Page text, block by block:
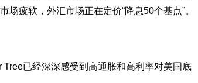
疲软，外汇市场正在定价“降息50个基点”。
已经深深感受到高通胀和高利率对美国底